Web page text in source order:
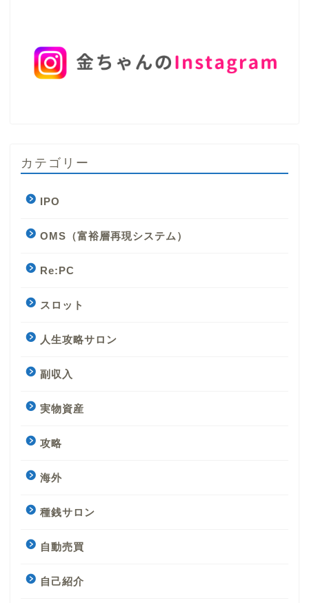
カテゴリー
IPO
OMS（富裕層再現システム）
Re:PC
スロット
人生攻略サロン
副収入
実物資産
攻略
海外
種銭サロン
自動売買
自己紹介